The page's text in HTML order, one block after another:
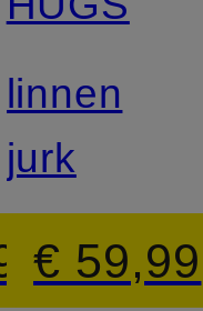
linnen
jurk
€ 59,99